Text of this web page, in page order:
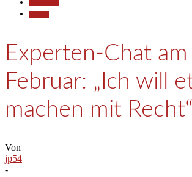
Experten-Chat
Februar: „Ich will
machen mit Recht“
Von
jp54
-